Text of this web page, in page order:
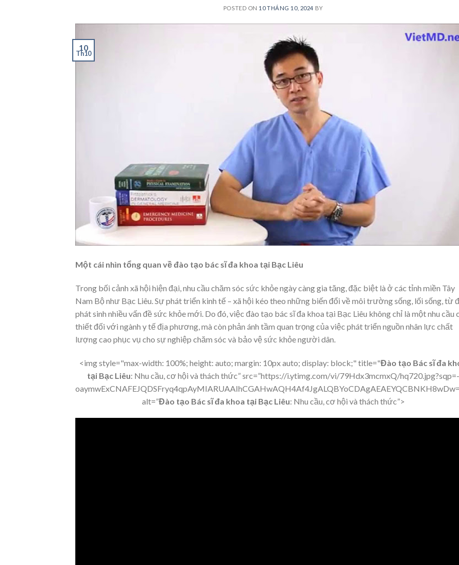
POSTED ON 10 THÁNG 10, 2024 BY
10
Th10
Một cái nhìn tổng quan về đào tạo bác sĩ đa khoa tại Bạc Liêu
Trong bối cảnh xã hội hiện đại, nhu cầu chăm sóc sức khỏe ngày càng gia tăng, đặc biệt là ở các tỉnh miền Tây
Nam Bộ như Bạc Liêu. Sự phát triển kinh tế – xã hội kéo theo những biến đổi về môi trường sống, lối sống, từ
phát sinh nhiều vấn đề sức khỏe mới. Do đó, việc đào tạo bác sĩ đa khoa tại Bạc Liêu không chỉ là một nhu cầu
thiết đối với ngành y tế địa phương, mà còn phản ánh tầm quan trọng của việc phát triển nguồn nhân lực chất
lượng cao phục vụ cho sự nghiệp chăm sóc và bảo vệ sức khỏe người dân.
<img style="max-width: 100%; height: auto; margin: 10px auto; display: block;" title="Đào tạo Bác sĩ đa
tại Bạc Liêu: Nhu cầu, cơ hội và thách thức” src=”https://i.ytimg.com/vi/79Hdx3mcmxQ/hq720.jpg?sqp=-
alt=”Đào tạo Bác sĩ đa khoa tại Bạc Liêu: Nhu cầu, cơ hội và thách thức”>